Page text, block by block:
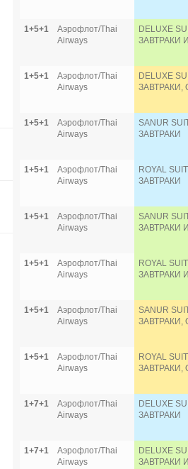
1+5+1
Аэрофлот/Thai
Airways
DELUXE
ЗАВТРАКИ
1+5+1
Аэрофлот/Thai
Airways
DELUXE
1+5+1
Аэрофлот/Thai
Airways
SANUR
ЗАВТРАКИ
1+5+1
Аэрофлот/Thai
Airways
ROYAL
ЗАВТРАКИ
1+5+1
Аэрофлот/Thai
Airways
SANUR
ЗАВТРАКИ
1+5+1
Аэрофлот/Thai
Airways
ROYAL
ЗАВТРАКИ
1+5+1
Аэрофлот/Thai
Airways
SANUR
1+5+1
Аэрофлот/Thai
Airways
ROYAL
1+7+1
Аэрофлот/Thai
Airways
DELUXE
ЗАВТРАКИ
1+7+1
Аэрофлот/Thai
Airways
DELUXE
ЗАВТРАКИ